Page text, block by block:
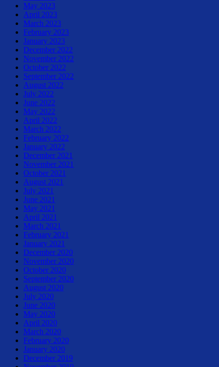
May 2023
April 2023
March 2023
February 2023
January 2023
December 2022
November 2022
October 2022
September 2022
August 2022
July 2022
June 2022
May 2022
April 2022
March 2022
February 2022
January 2022
December 2021
November 2021
October 2021
August 2021
July 2021
June 2021
May 2021
April 2021
March 2021
February 2021
January 2021
December 2020
November 2020
October 2020
September 2020
August 2020
July 2020
June 2020
May 2020
April 2020
March 2020
February 2020
January 2020
December 2019